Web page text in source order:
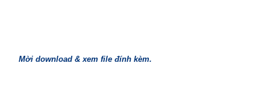
Mời download & xem file đính kèm.